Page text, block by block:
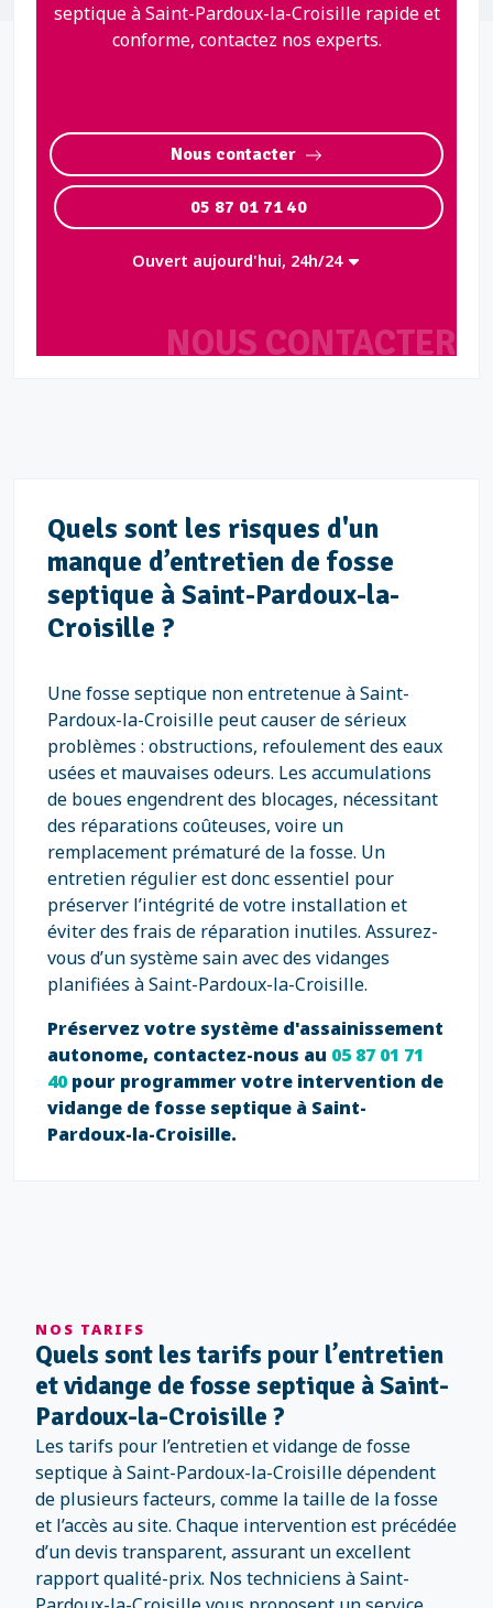
NOUS CONTACTER
septique à Saint-Pardoux-la-Croisille rapide et
conforme, contactez nos experts.
Nous contacter
05 87 01 71 40
Ouvert aujourd'hui, 24h/24
Quels sont les risques d'un
manque d’entretien de fosse
septique à Saint-Pardoux-la-
Croisille ?
Une fosse septique non entretenue à Saint-
Pardoux-la-Croisille peut causer de sérieux
problèmes : obstructions, refoulement des eaux
usées et mauvaises odeurs. Les accumulations
de boues engendrent des blocages, nécessitant
des réparations coûteuses, voire un
remplacement prématuré de la fosse. Un
entretien régulier est donc essentiel pour
préserver l’intégrité de votre installation et
éviter des frais de réparation inutiles. Assurez-
vous d’un système sain avec des vidanges
planifiées à Saint-Pardoux-la-Croisille.
Préservez votre système d'assainissement
autonome, contactez-nous au 05 87 01 71
40pour programmer votre intervention de
vidange de fosse septique à Saint-
Pardoux-la-Croisille.
NOS TARIFS
Quels sont les tarifs pour l’entretien
et vidange de fosse septique à Saint-
Pardoux-la-Croisille ?
Les tarifs pour l’entretien et vidange de fosse
septique à Saint-Pardoux-la-Croisille dépendent
de plusieurs facteurs, comme la taille de la fosse
et l’accès au site. Chaque intervention est précédée
d’un devis transparent, assurant un excellent
rapport qualité-prix. Nos techniciens à Saint-